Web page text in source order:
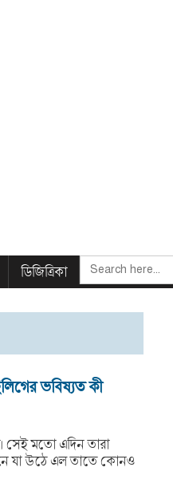
ডিজিত্রিকা
SEARCH
FOR:
ভবিষ্যত কী
সেই মতো এদিন তারা
যা উঠে এল তাতে কোনও